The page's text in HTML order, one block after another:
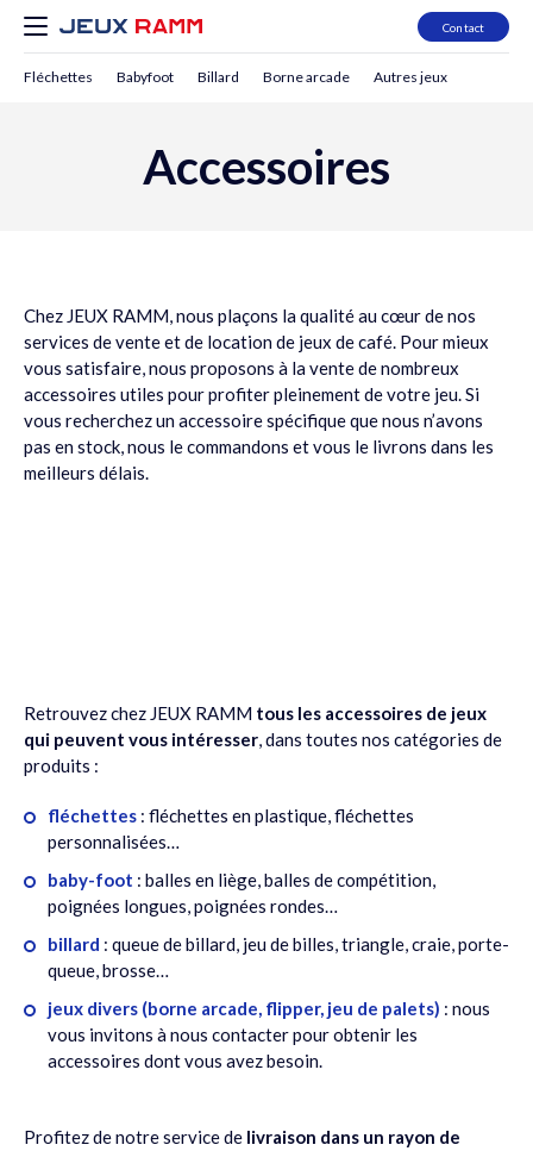
Contact
Fléchettes Babyfoot Billard Borne arcade Autres jeux
Accessoires
Chez JEUX RAMM, nous plaçons la qualité au cœur de nos
services de vente et de locationde jeux de café. Pour mieux
vous satisfaire, nous proposons à la vente de nombreux
accessoires utiles pour profiter pleinement de votre jeu. Si
vous recherchez un accessoire spécifique que nous n’avons
pas en stock, nous le commandons et vous le livrons dans les
meilleurs délais.
Retrouvez chez JEUX RAMM tous les accessoires de jeux
qui peuvent vous intéresser, dans toutes nos catégories de
produits :
fléchettes : fléchettes en plastique, fléchettes
personnalisées…
baby-foot : balles en liège, balles de compétition,
poignées longues, poignées rondes…
billard : queue de billard, jeu de billes, triangle, craie, porte-
queue, brosse…
jeux divers (borne arcade, flipper, jeu de palets) : nous
vous invitons ànous contacterpour obtenir les
accessoires dont vous avez besoin.
Profitez de notre service de livraison dans un rayon de